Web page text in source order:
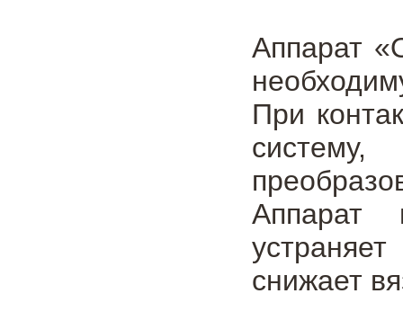
Аппарат
При
Аппарат
снижает